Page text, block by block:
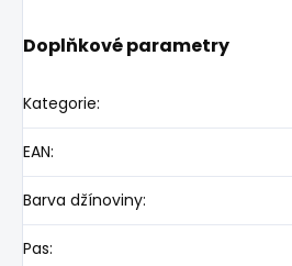
Doplňkové parametry
Kategorie:
EAN:
Barva džínoviny:
Pas: